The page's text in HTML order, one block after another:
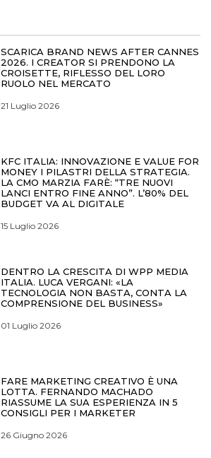
SCARICA BRAND NEWS AFTER CANNES
2026. I CREATOR SI PRENDONO LA
CROISETTE, RIFLESSO DEL LORO
RUOLO NEL MERCATO
21 Luglio 2026
KFC ITALIA: INNOVAZIONE E VALUE FOR
MONEY I PILASTRI DELLA STRATEGIA.
LA CMO MARZIA FARÈ: “TRE NUOVI
LANCI ENTRO FINE ANNO”. L’80% DEL
BUDGET VA AL DIGITALE
15 Luglio 2026
DENTRO LA CRESCITA DI WPP MEDIA
ITALIA. LUCA VERGANI: «LA
TECNOLOGIA NON BASTA, CONTA LA
COMPRENSIONE DEL BUSINESS»
01 Luglio 2026
FARE MARKETING CREATIVO È UNA
LOTTA. FERNANDO MACHADO
RIASSUME LA SUA ESPERIENZA IN 5
CONSIGLI PER I MARKETER
26 Giugno 2026